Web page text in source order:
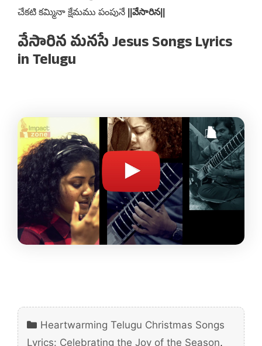
చేకటి కమ్మినా క్షేమము పంపునే ||వేసారిన||
వేసారిన మనసే Jesus Songs Lyrics
in Telugu
Categories
Heartwarming Telugu Christmas Songs
Lyrics: Celebrating the Joy of the Season,